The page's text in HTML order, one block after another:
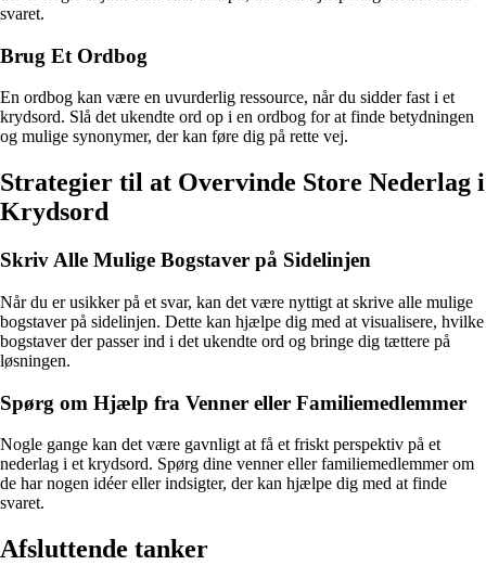
svaret.
Brug Et Ordbog
En ordbog kan være en uvurderlig ressource, når du sidder fast i et
krydsord. Slå det ukendte ord op i en ordbog for at finde betydningen
og mulige synonymer, der kan føre dig på rette vej.
Strategier til at Overvinde Store Nederlag i
Krydsord
Skriv Alle Mulige Bogstaver på Sidelinjen
Når du er usikker på et svar, kan det være nyttigt at skrive alle mulige
bogstaver på sidelinjen. Dette kan hjælpe dig med at visualisere, hvilke
bogstaver der passer ind i det ukendte ord og bringe dig tættere på
løsningen.
Spørg om Hjælp fra Venner eller Familiemedlemmer
Nogle gange kan det være gavnligt at få et friskt perspektiv på et
nederlag i et krydsord. Spørg dine venner eller familiemedlemmer om
de har nogen idéer eller indsigter, der kan hjælpe dig med at finde
svaret.
Afsluttende tanker